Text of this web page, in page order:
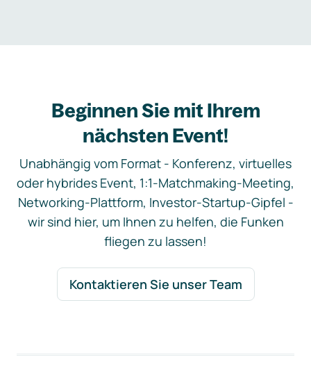
Beginnen Sie mit Ihrem
nächsten Event!
Unabhängig vom Format - Konferenz, virtuelles
oder hybrides Event, 1:1-Matchmaking-Meeting,
Networking-Plattform, Investor-Startup-Gipfel -
wir sind hier, um Ihnen zu helfen, die Funken
fliegen zu lassen!
Kontaktieren Sie unser Team